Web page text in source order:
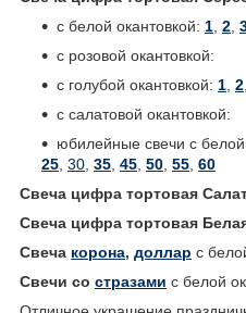
с белой окантовкой: 1, 2,
с розовой окантовкой:
с голубой окантовкой: 1, 2,
с салатовой окантовкой:
юбилейные свечи с белой
25, 30, 35, 45, 50, 55, 60
Свеча цифра тортовая
Свеча цифра тортовая
Свеча корона, доллар с
Свечи со стразами с белой